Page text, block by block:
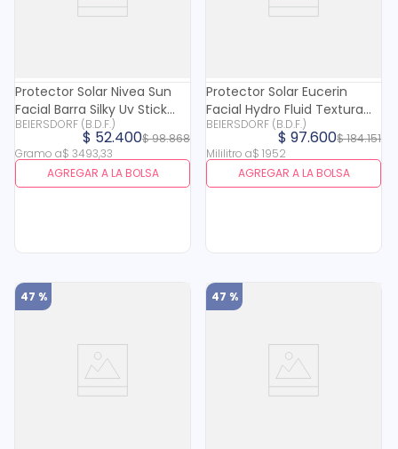
Protector Solar Nivea Sun
Facial Barra Silky Uv Stick
Fps 50+ X 15 Gr
BEIERSDORF (B.D.F.)
$98.868
$ 52.400
Gramo a$ 3493,33
AGREGAR A LA BOLSA
Protector Solar Eucerin
Facial Hydro Fluid Textura
Ultraligera Fps 50+ X 50 Ml
BEIERSDORF (B.D.F.)
$184.151
$ 97.600
Mililitro a$ 1952
AGREGAR A LA BOLSA
47 % 47 %